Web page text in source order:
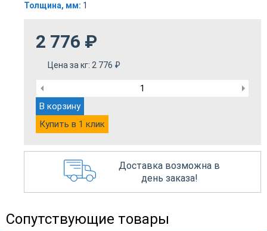
Толщина, мм: 1
2 776 ₽
Цена за кг: 2 776 ₽
В корзину
Купить в 1 клик
Доставка возможна в
день заказа!
Сопутствующие товары